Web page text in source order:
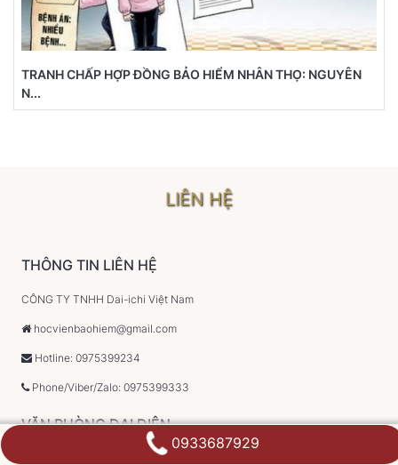
TRANH CHẤP HỢP ĐỒNG BẢO HIỂM NHÂN THỌ: NGUYÊN
N...
LIÊN HỆ
THÔNG TIN LIÊN HỆ
CÔNG TY TNHH Dai-ichi Việt Nam
hocvienbaohiem@gmail.com
Hotline: 0975399234
Phone/Viber/Zalo: 0975399333
VĂN PHÒNG ĐẠI DIỆN
CÔNG TY TNHH Dai-ichi Việt Nam Ninh Thuận
0933687929